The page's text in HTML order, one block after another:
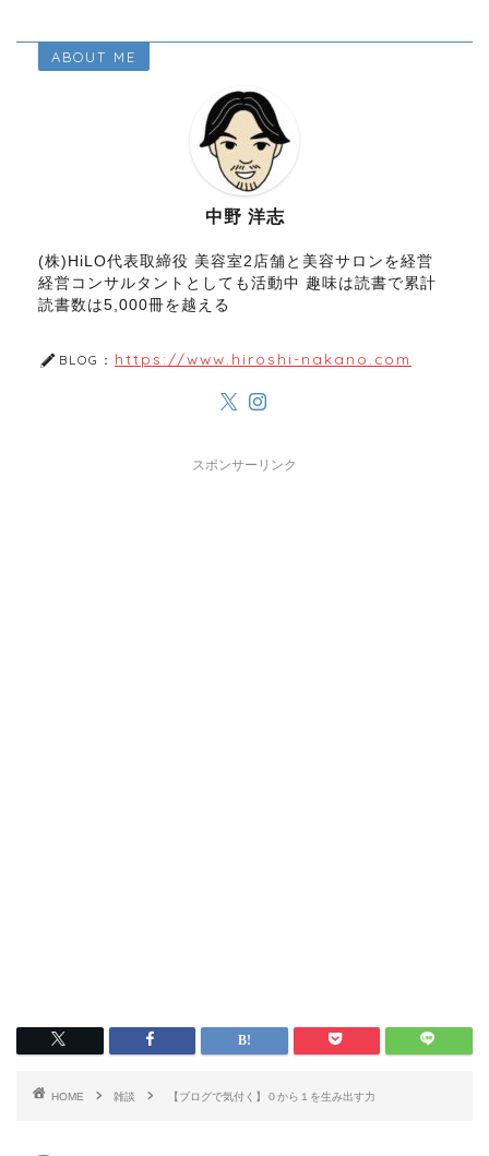
ABOUT ME
中野 洋志
(株)HiLO代表取締役 美容室2店舗と美容サロンを経営
経営コンサルタントとしても活動中 趣味は読書で累計
読書数は5,000冊を越える
BLOG： https://www.hiroshi-nakano.com
スポンサーリンク
HOME 雑談 【ブログで気付く】０から１を生み出す力